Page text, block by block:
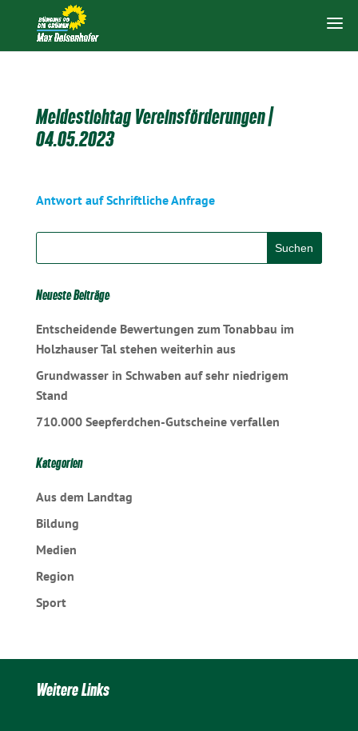
Meldestichtag Vereinsförderungen |
04.05.2023
Antwort auf Schriftliche Anfrage
Neueste Beiträge
Entscheidende Bewertungen zum Tonabbau im
Holzhauser Tal stehen weiterhin aus
Grundwasser in Schwaben auf sehr niedrigem
Stand
710.000 Seepferdchen-Gutscheine verfallen
Kategorien
Aus dem Landtag
Bildung
Medien
Region
Sport
Weitere Links